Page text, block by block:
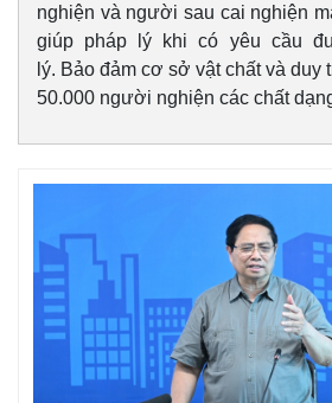
nghiện và người sau cai nghiện
giúp pháp lý khi có yêu cầu
lý. Bảo đảm cơ sở vật chất và duy
50.000 người nghiện các chất